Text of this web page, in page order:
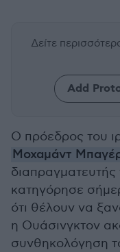
Δείτε
Add
Ο πρόεδρος του
Μοχαμάντ
διαπραγματευτής
κατηγόρησε
ότι θέλουν να
η Ουάσινγκτον
συνθηκολόγηση